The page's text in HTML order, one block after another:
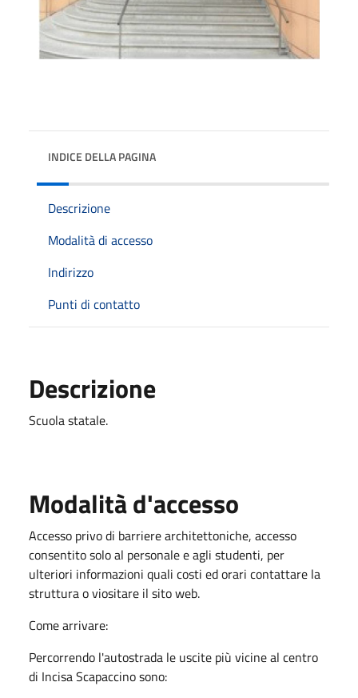
INDICE DELLA PAGINA
Descrizione
Modalità di accesso
Indirizzo
Punti di contatto
Descrizione
Scuola statale.
Modalità d'accesso
Accesso privo di barriere architettoniche, accesso
consentito solo al personale e agli studenti, per
ulteriori informazioni quali costi ed orari contattare la
struttura o viositare il sito web.
Come arrivare:
Percorrendo l'autostrada le uscite più vicine al centro
di Incisa Scapaccino sono: